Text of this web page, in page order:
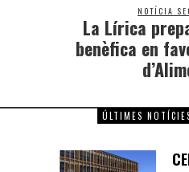
NOTÍCIA
La Lírica
benèfica en
ÚLTIMES